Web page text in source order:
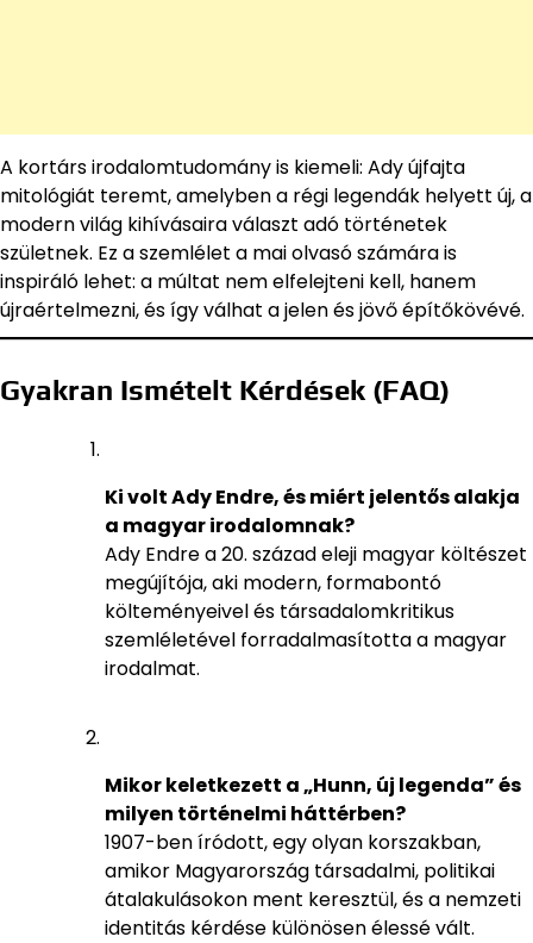
A kortárs irodalomtudomány is kiemeli: Ady újfajta
mitológiát teremt, amelyben a régi legendák helyett új, a
modern világ kihívásaira választ adó történetek
születnek. Ez a szemlélet a mai olvasó számára is
inspiráló lehet: a múltat nem elfelejteni kell, hanem
újraértelmezni, és így válhat a jelen és jövő építőkövévé.
Gyakran Ismételt Kérdések (FAQ)
Ki volt Ady Endre, és miért jelentős alakja
a magyar irodalomnak?
Ady Endre a 20. század eleji magyar költészet
megújítója, aki modern, formabontó
költeményeivel és társadalomkritikus
szemléletével forradalmasította a magyar
irodalmat.
Mikor keletkezett a „Hunn, új legenda” és
milyen történelmi háttérben?
1907-ben íródott, egy olyan korszakban,
amikor Magyarország társadalmi, politikai
átalakulásokon ment keresztül, és a nemzeti
identitás kérdése különösen élessé vált.